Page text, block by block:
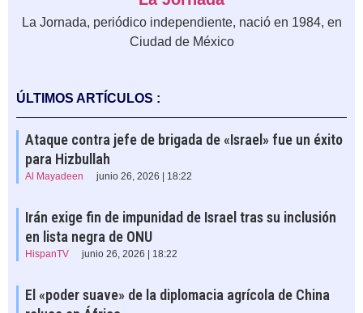
La Jornada, periódico independiente, nació en 1984, en
Ciudad de México
ÚLTIMOS ARTÍCULOS :
Ataque contra jefe de brigada de «Israel» fue un éxito
para Hizbullah
Al Mayadeen junio 26, 2026 | 18:22
Irán exige fin de impunidad de Israel tras su inclusión
en lista negra de ONU
HispanTV junio 26, 2026 | 18:22
El «poder suave» de la diplomacia agrícola de China